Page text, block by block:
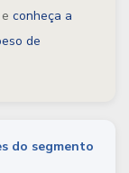
conheça a
de
do segmento